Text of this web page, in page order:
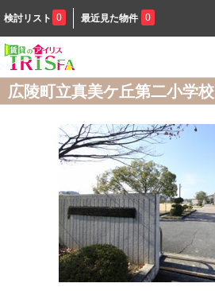
検討リスト 0 最近見た物件 0
広陵町立真美ケ丘第二小学校